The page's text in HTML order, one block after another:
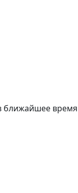
ближайшее время